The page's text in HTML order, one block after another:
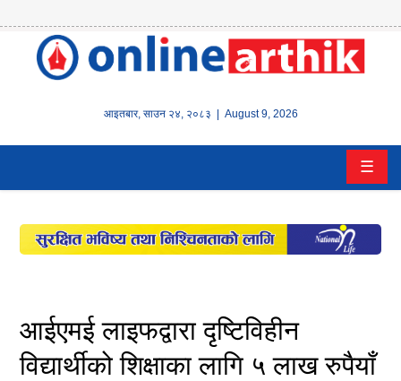
आइतबार, साउन २४, २०८३ | August 9, 2026
होम
वित्त
इन्स्योरेन्स
पूँजीबजार
अटो
☰
आईएमई लाइफद्वारा दृष्टिविहीन
विद्यार्थीको शिक्षाका लागि ५ लाख रुपैयाँ